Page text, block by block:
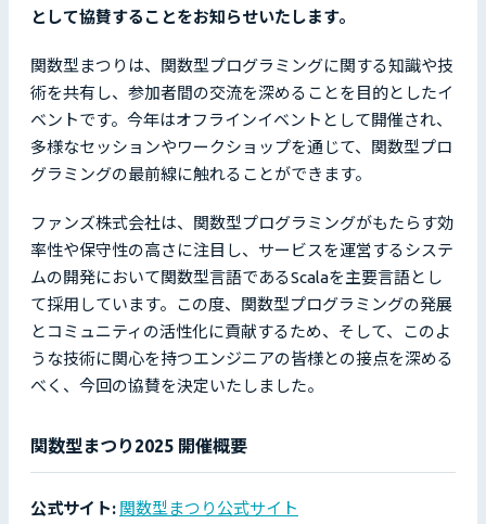
として協賛することをお知らせいたします。
関数型まつりは、関数型プログラミングに関する知識や技
術を共有し、参加者間の交流を深めることを目的としたイ
ベントです。今年はオフラインイベントとして開催され、
多様なセッションやワークショップを通じて、関数型プロ
グラミングの最前線に触れることができます。
ファンズ株式会社は、関数型プログラミングがもたらす効
率性や保守性の高さに注目し、サービスを運営するシステ
ムの開発において関数型言語であるScalaを主要言語とし
て採用しています。この度、関数型プログラミングの発展
とコミュニティの活性化に貢献するため、そして、このよ
うな技術に関心を持つエンジニアの皆様との接点を深める
べく、今回の協賛を決定いたしました。
関数型まつり2025 開催概要
公式サイト: 関数型まつり公式サイト